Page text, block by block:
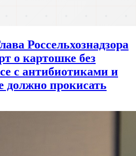
Россельхознадзора
о картошке без
с антибиотиками и
должно прокисать